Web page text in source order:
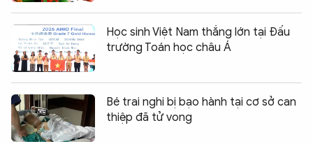
Học sinh Việt Nam thắng lớn tại Đấu
trường Toán học châu Á
Bé trai nghi bị bạo hành tại cơ sở can
thiệp đã tử vong